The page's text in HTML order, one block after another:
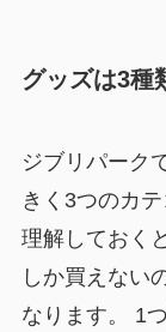
グッズは3種
ジブリパーク
きく3つのカ
理解しておく
しか買えない
なります。 1